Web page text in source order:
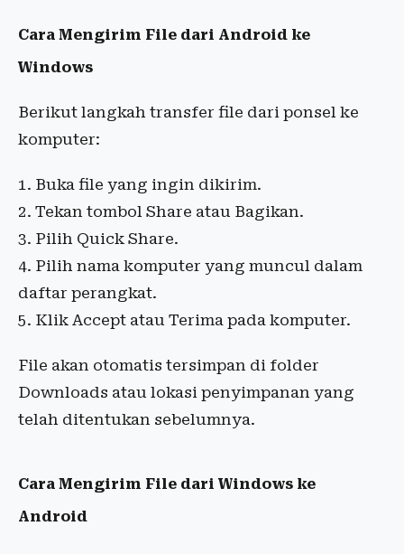
Cara Mengirim File dari Android ke
Windows
Berikut langkah transfer file dari ponsel ke
komputer:
Buka file yang ingin dikirim.
Tekan tombol Share atau Bagikan.
Pilih Quick Share.
Pilih nama komputer yang muncul dalam
daftar perangkat.
Klik Accept atau Terima pada komputer.
File akan otomatis tersimpan di folder
Downloads atau lokasi penyimpanan yang
telah ditentukan sebelumnya.
Cara Mengirim File dari Windows ke
Android